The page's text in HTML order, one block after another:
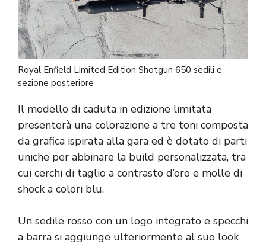
Royal Enfield Limited Edition Shotgun 650 sedili e
sezione posteriore
Il modello di caduta in edizione limitata
presenterà una colorazione a tre toni composta
da grafica ispirata alla gara ed è dotato di parti
uniche per abbinare la build personalizzata, tra
cui cerchi di taglio a contrasto d’oro e molle di
shock a colori blu.
Un sedile rosso con un logo integrato e specchi
a barra si aggiunge ulteriormente al suo look